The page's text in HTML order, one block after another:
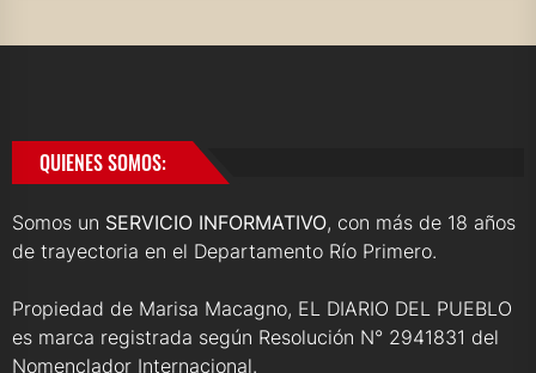
QUIENES SOMOS:
Somos un SERVICIO INFORMATIVO, con más de 18 años
de trayectoria en el Departamento Río Primero.
Propiedad de Marisa Macagno, EL DIARIO DEL PUEBLO
es marca registrada según Resolución N° 2941831 del
Nomenclador Internacional.